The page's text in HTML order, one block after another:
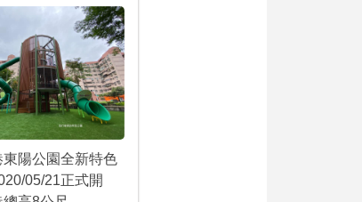
東陽公園全新特色
05/21正式開